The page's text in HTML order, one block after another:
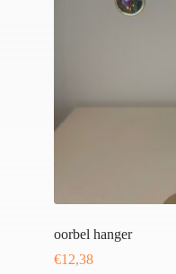
oorbel hanger
€12,38